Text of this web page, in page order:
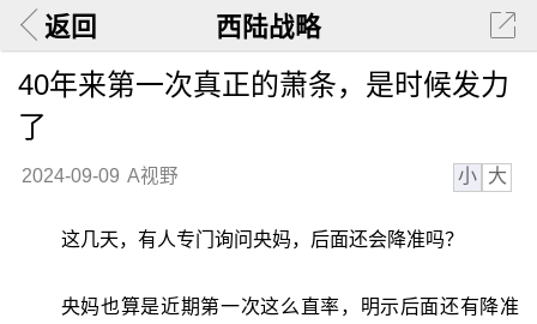
返回 西陆战略
40年来第一次真正的萧条，是时候发力
了
2024-09-09 A视野 小 大
这几天，有人专门询问央妈，后面还会降准吗？
央妈也算是近期第一次这么直率，明示后面还有降准